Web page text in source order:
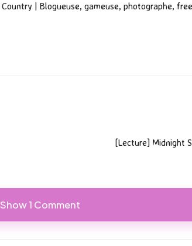
| Blogueuse, gameuse, photographe,
[Lecture] Midnight
Show 1 Comment